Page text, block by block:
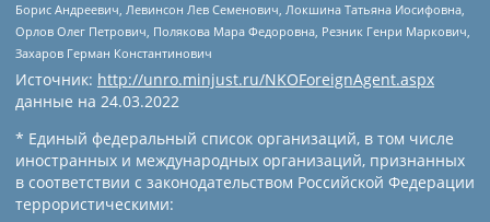
Борис Андреевич, Левинсон Лев Семенович, Локшина Татьяна Иосифовна,
Орлов Олег Петрович, Полякова Мара Федоровна, Резник Генри Маркович,
Захаров Герман Константинович
Источник: http://unro.minjust.ru/NKOForeignAgent.aspx
данные на 24.03.2022
* Единый федеральный список организаций, в том числе
иностранных и международных организаций, признанных
в соответствии с законодательством Российской Федерации
террористическими: